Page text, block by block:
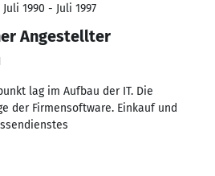
1990 - Juli 1997
Angestellter
lag im Aufbau der IT. Die
der Firmensoftware. Einkauf und